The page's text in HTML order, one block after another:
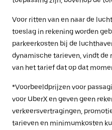
Voor ritten van en naar de
toeslag in rekening worden
parkeerkosten bij de
dynamische tarieven, vindt de
van het tarief dat op dat
*Voorbeeldprijzen voor
voor UberX en geven geen
verkeersvertragingen,
tarieven en minimumkosten